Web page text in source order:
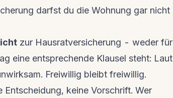
darfst du die Wohnung gar nicht
zur Hausratversicherung - weder für
eine entsprechende Klausel steht: Laut
Freiwillig bleibt freiwillig.
keine Vorschrift. Wer